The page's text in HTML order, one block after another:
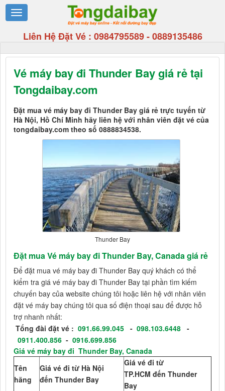
Liên Hệ Đặt Vé : 0984795589-0889135486
Vé máy bay đi Thunder Bay giá rẻ tại
Tongdaibay.com
Đặt mua vé máy bay đi Thunder Bay giá rẻ trực tuyến từ
Hà Nội, Hồ Chí Minh hãy liên hệ với nhân viên đặt vé của
tongdaibay.com theo số 0888834538.
Thunder Bay
Đặt mua Vé máy bay đi Thunder Bay, Canada giá rẻ
Để đặt mua vé máy bay đi Thunder Bay quý khách có thể
kiểm tra giá vé máy bay đi Thunder Bay tại phần tìm kiếm
chuyến bay của website chúng tôi hoặc liên hệ với nhân viên
đặt vé máy bay chúng tôi qua số điện thoại sau để được hỗ
trợ nhanh nhất:
Tổng đài đặt vé : 091.66.99.045 - 098.103.6448 -
0911.400.856 - 0916.699.856
Giá vé máy bay đi Thunder Bay, Canada
Tên
hãng
Giá vé đi từ Hà Nội
đến Thunder Bay
Giá vé đi từ
TP.HCM đến Thunder
Bay